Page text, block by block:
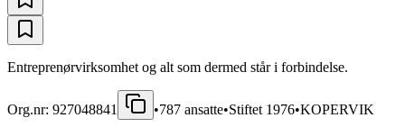
Entreprenørvirksomhet og alt som dermed står i forbindelse.
Org.nr: 927048841 •787 ansatte•Stiftet 1976•KOPERVIK